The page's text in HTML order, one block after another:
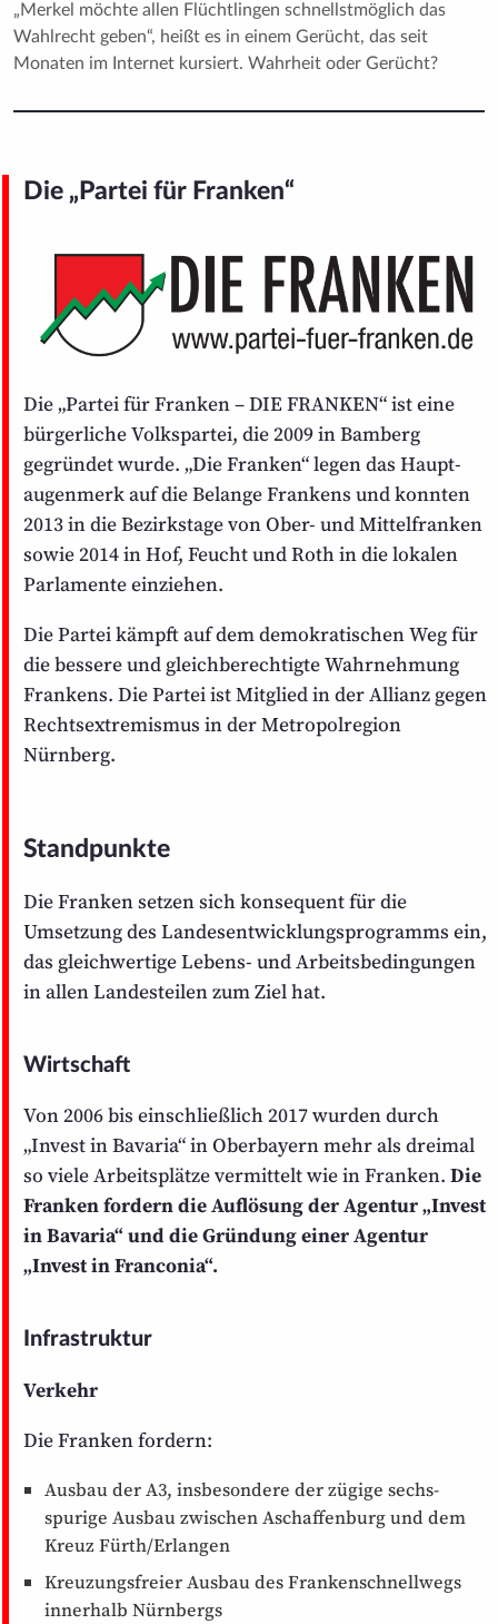
„Merkel möchte allen Flüchtlingen schnellst­möglich das
Wahlrecht geben“, heißt es in einem Gerücht, das seit
Monaten im Internet kursiert. Wahrheit oder Gerücht?
Die „Partei für Franken“
Die „Partei für Franken – DIE FRANKEN“ ist eine
bürgerliche Volkspartei, die 2009 in Bamberg
gegründet wurde. „Die Franken“ legen das Haupt­
augenmerk auf die Belange Frankens und konnten
2013 in die Bezirks­tage von Ober- und Mittel­franken
sowie 2014 in Hof, Feucht und Roth in die lokalen
Parlamente einziehen.
Die Partei kämpft auf dem demokratischen Weg für
die bessere und gleich­berechtigte Wahrnehmung
Frankens. Die Partei ist Mitglied in der Allianz gegen
Rechts­extremismus in der Metropol­region
Nürnberg.
Standpunkte
Die Franken setzen sich konsequent für die
Umsetzung des Landes­entwicklungs­programms ein,
das gleich­wertige Lebens- und Arbeits­bedingungen
in allen Landes­teilen zum Ziel hat.
Wirtschaft
Von 2006 bis einschließlich 2017 wurden durch
„Invest in Bavaria“ in Oberbayern mehr als dreimal
so viele Arbeits­plätze vermittelt wie in Franken. Die
Franken fordern die Auflösung der Agentur „Invest
in Bavaria“ und die Gründung einer Agentur
„Invest in Franconia“.
Infrastruktur
Verkehr
Die Franken fordern:
Ausbau der A3, insbesondere der zügige sechs­
spurige Ausbau zwischen Aschaffenburg und dem
Kreuz Fürth/Erlangen
Kreuzungsfreier Ausbau des Franken­schnellwegs
innerhalb Nürnbergs